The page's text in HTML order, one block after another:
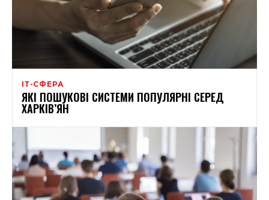
ІТ-СФЕРА
ЯКІ ПОШУКОВІ СИСТЕМИ ПОПУЛЯРНІ СЕРЕД
ХАРКІВ’ЯН